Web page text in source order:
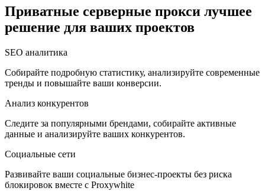
Израиль
Индонезия
Приватные серверные прокси лучшее
решение для ваших проектов
SEO аналитика
Собирайте подробную статистику, анализируйте современные
тренды и повышайте ваши конверсии.
Анализ конкурентов
Следите за популярными брендами, собирайте активные
данные и анализируйте ваших конкурентов.
Социальные сети
Развивайте ваши социальные бизнес-проекты без риска
блокировок вместе с Proxywhite